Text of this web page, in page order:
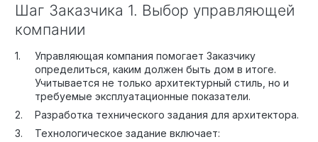
Шаг Заказчика 1. Выбор управляющей
компании
Управляющая компания помогает Заказчику
определиться, каким должен быть дом в итоге.
Учитывается не только архитектурный стиль, но и
требуемые эксплуатационные показатели.
Разработка технического задания для архитектора.
Технологическое задание включает: